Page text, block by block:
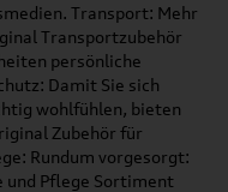
Transport: Mehr
Transportzubehör
persönliche
Damit Sie sich
wohlfühlen, bieten
Zubehör für
Rundum vorgesorgt:
und Pflege Sortiment